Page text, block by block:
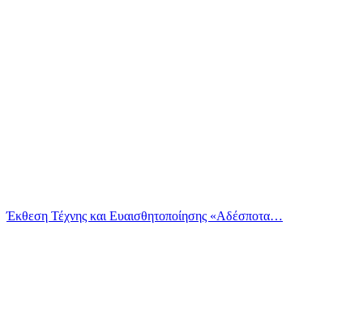
Έκθεση Τέχνης και Ευαισθητοποίησης «Αδέσποτα…